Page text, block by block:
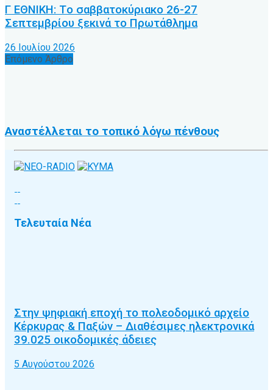
Γ ΕΘΝΙΚΗ: Tο σαββατοκύριακο 26-27
Σεπτεμβρίου ξεκινά το Πρωτάθλημα
26 Ιουλίου 2026
Επόμενο Άρθρο
Αναστέλλεται το τοπικό λόγω πένθους
Τελευταία Νέα
Στην ψηφιακή εποχή το πολεοδομικό αρχείο
Κέρκυρας & Παξών – Διαθέσιμες ηλεκτρονικά
39.025 οικοδομικές άδειες
5 Αυγούστου 2026